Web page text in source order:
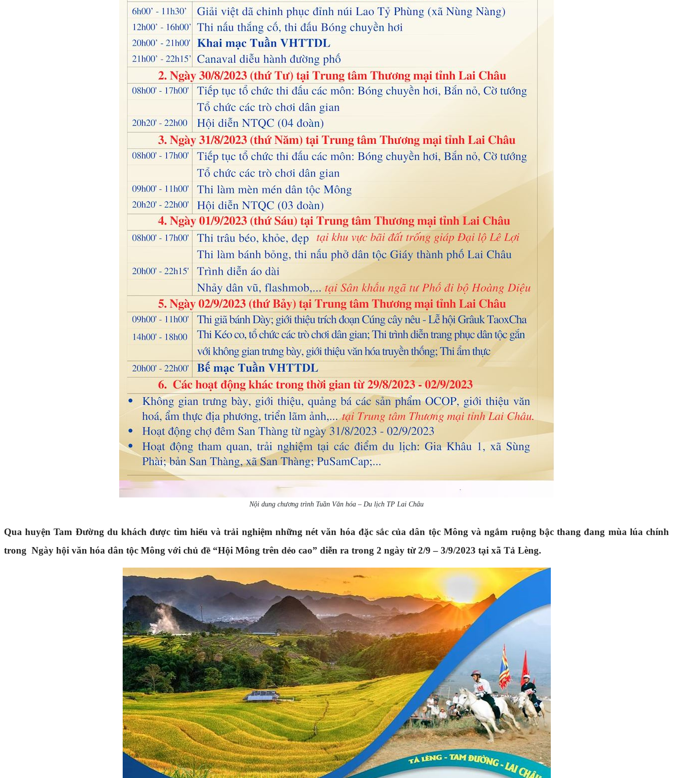
Nội dung chương trình Tuần Văn hóa – Du lịch TP Lai Châu
Qua huyện Tam Đường du khách được tìm hiểu và trải nghiệm những nét văn hóa đặc sắc của dân tộc Mông và ngắm ruộng bậc thang đang mùa lúa chính
trong Ngày hội văn hóa dân tộc Mông với chủ đề “Hội Mông trên dẻo cao” diễn ra trong 2 ngày từ 2/9 – 3/9/2023 tại xã Tả Lèng.